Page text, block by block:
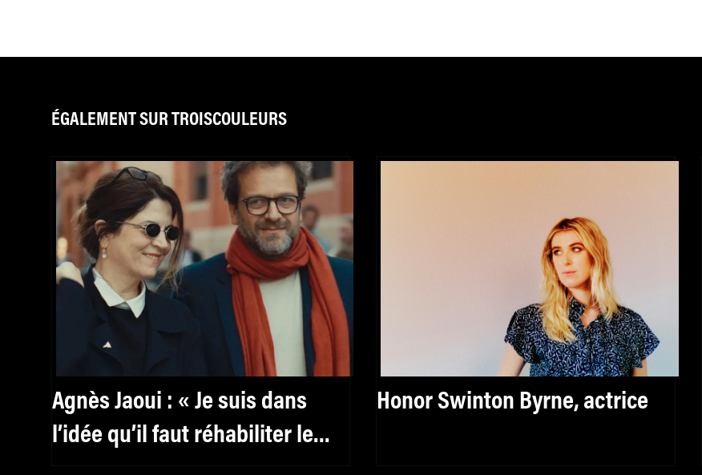
ÉGALEMENT SUR TROISCOULEURS
Agnès Jaoui : « Je suis dans
l’idée qu’il faut réhabiliter le
Honor Swinton Byrne, actrice